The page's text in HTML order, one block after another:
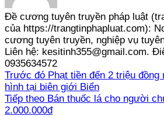
Đề cương tuyên truyền pháp luật
của https://trangtinphapluat.com):
cương tuyên truyền, nghiệp vụ
Liên hệ: kesitinh355@gmail.com.
0935634572
Trước đó Phạt tiền đến 2 triệu
hình tại biên giới Biển
Tiếp theo Bán thuốc lá cho người
2.000.000đ